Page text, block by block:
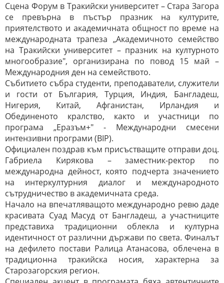
Сцена Форум в Тракийски университет – Стара Загора
се превърна в пъстър празник на културите,
приятелството и академичната общност по време на
международната трапеза „Академичното семейство
на Тракийски университет – празник на културното
многообразие", организирана по повод 15 май –
Международния ден на семейството.
Събитието събра студенти, преподаватели, служители
и гости от България, Турция, Индия, Бангладеш,
Нигерия, Китай, Афганистан, Ирландия и
Обединеното кралство, както и участници по
програма „Еразъм+" - Международни смесени
интензивни програми (BIP).
Официален поздрав към присъстващите отправи доц.
Габриела Кирякова – заместник-ректор по
международна дейност, която подчерта значението
на интеркултурния диалог и международното
сътрудничество в академичната среда.
Начало на впечатляващото международно ревю даде
красивата Суад Масуд от Бангладеш, а участниците
представиха традиционни облекла и културна
идентичност от различни държави по света. Финалът
на дефилето постави Ралица Атанасова, облечена в
традиционна тракийска носия, характерна за
Старозагорския регион.